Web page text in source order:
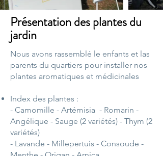
Présentation des plantes du
jardin
Nous avons rassemblé le enfants et las
parents du quartiers pour installer nos
plantes aromatiques et médicinales
Index des plantes :
- Camomille - Artémisia - Romarin -
Angélique - Sauge (2 variétés) - Thym (2
variétés)
- Lavande - Millepertuis - Consoude -